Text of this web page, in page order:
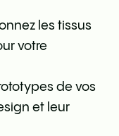
les tissus
votre
de vos
et leur